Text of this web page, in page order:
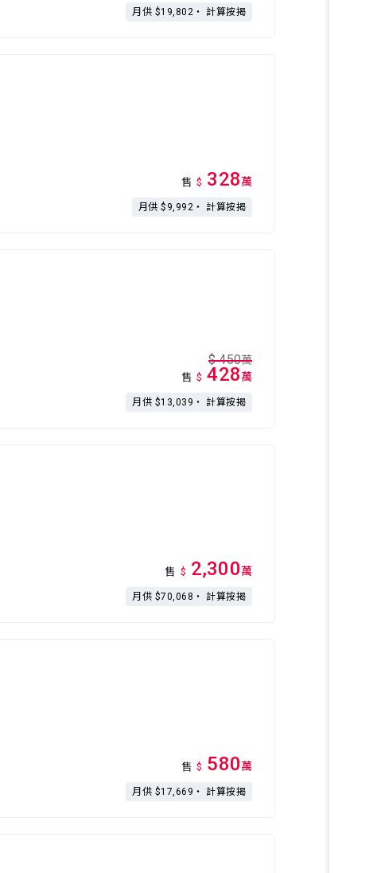
月供 $19,802・ 計算按揭
售 $ 328萬
月供 $9,992・ 計算按揭
$ 450萬
售 $ 428萬
月供 $13,039・ 計算按揭
售 $ 2,300萬
月供 $70,068・ 計算按揭
售 $ 580萬
月供 $17,669・ 計算按揭